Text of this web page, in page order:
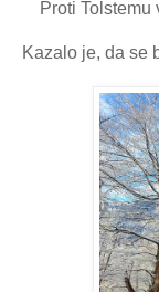
Proti
Kazalo je, da se